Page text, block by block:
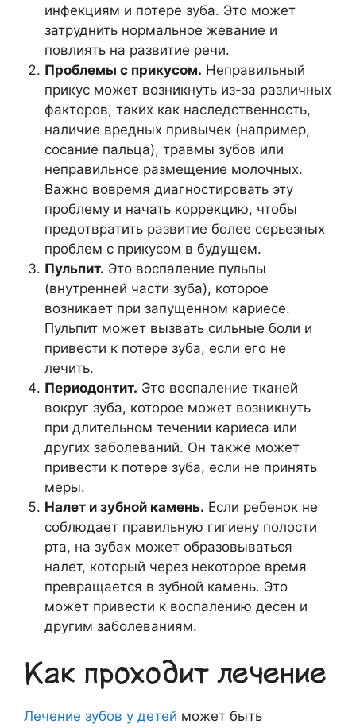
инфекциям и потере зуба. Это может
затруднить нормальное жевание и
повлиять на развитие речи.
Проблемы с прикусом. Неправильный
прикус может возникнуть из-за различных
факторов, таких как наследственность,
наличие вредных привычек (например,
сосание пальца), травмы зубов или
неправильное размещение молочных.
Важно вовремя диагностировать эту
проблему и начать коррекцию, чтобы
предотвратить развитие более серьезных
проблем с прикусом в будущем.
Пульпит. Это воспаление пульпы
(внутренней части зуба), которое
возникает при запущенном кариесе.
Пульпит может вызвать сильные боли и
привести к потере зуба, если его не
лечить.
Периодонтит. Это воспаление тканей
вокруг зуба, которое может возникнуть
при длительном течении кариеса или
других заболеваний. Он также может
привести к потере зуба, если не принять
меры.
Налет и зубной камень. Если ребенок не
соблюдает правильную гигиену полости
рта, на зубах может образовываться
налет, который через некоторое время
превращается в зубной камень. Это
может привести к воспалению десен и
другим заболеваниям.
Как проходит лечение
Лечение зубов у детей может быть